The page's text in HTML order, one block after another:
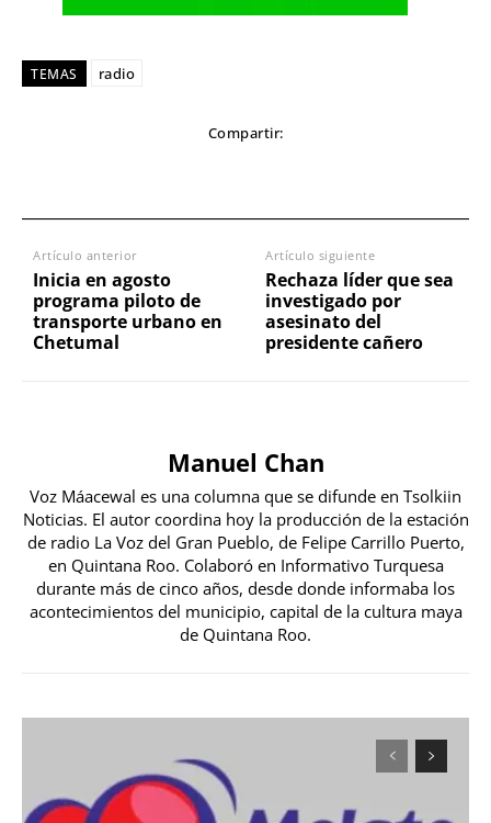
TEMAS radio
Compartir:
Artículo anterior
Inicia en agosto
programa piloto de
transporte urbano en
Chetumal
Artículo siguiente
Rechaza líder que sea
investigado por
asesinato del
presidente cañero
Manuel Chan
Voz Máacewal es una columna que se difunde en Tsolkiin
Noticias. El autor coordina hoy la producción de la estación
de radio La Voz del Gran Pueblo, de Felipe Carrillo Puerto,
en Quintana Roo. Colaboró en Informativo Turquesa
durante más de cinco años, desde donde informaba los
acontecimientos del municipio, capital de la cultura maya
de Quintana Roo.